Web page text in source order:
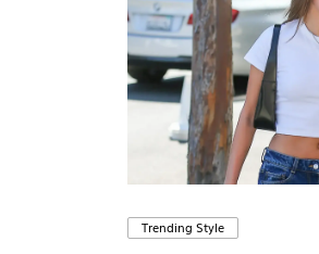
Trending Style